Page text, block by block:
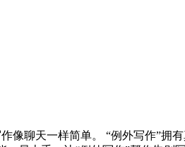
像聊天一样简单。 “例外写作”拥